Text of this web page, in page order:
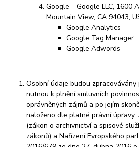
Google – Google LLC, 1600
Mountain View, CA 94043,
Google Analytics
Google Tag Manager
Google Adwords
Osobní údaje budou
nutnou k plnění smluvních
oprávněných zájmů a po jejím
naloženo dle platné právní úpravy,
(zákon o archivnictví a spisové
zákonů) a Nařízení Evropského